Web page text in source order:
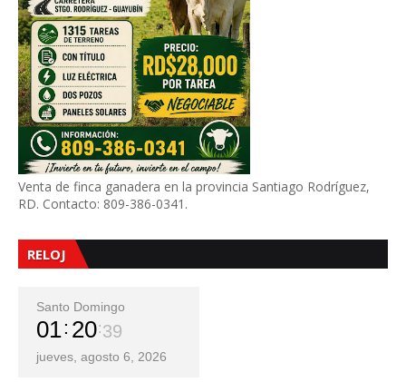
Venta de finca ganadera en la provincia Santiago Rodríguez,
RD. Contacto: 809-386-0341.
RELOJ
Santo Domingo
01 20 41
jueves, agosto 6, 2026